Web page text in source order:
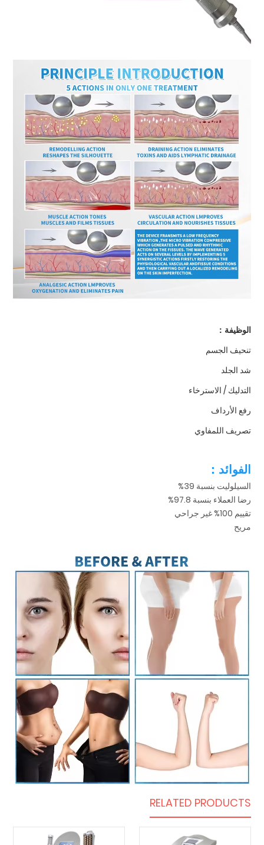
الوظيفة：
تنحيف الجسم
شد الجلد
التدليك / الاسترخاء
رفع الأرداف
تصريف اللمفاوي
الفوائد：
السيلوليت بنسبة 39%
رضا العملاء بنسبة 97.8%
تقييم 100% غير جراحي
مريح
RELATED PRODUCTS